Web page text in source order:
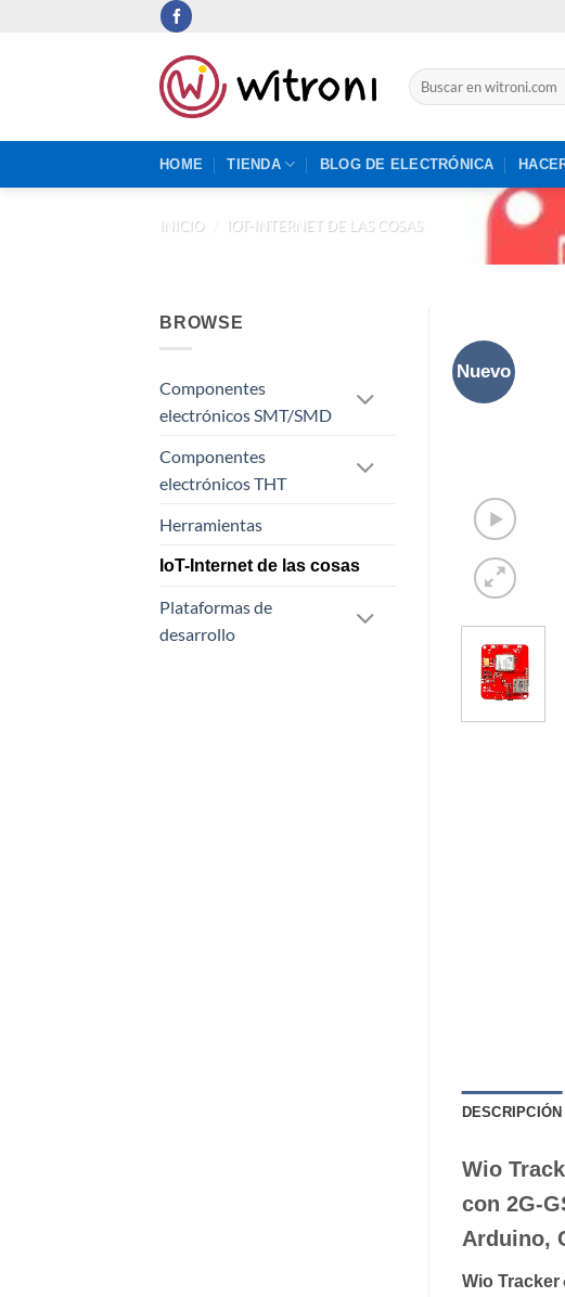
Buscar
por:
HOME TIENDA BLOG DE ELECTRÓNICA
INICIO IOT-INTERNET DE LAS COSAS
BROWSE
Componentes
electrónicos SMT/SMD
Componentes
electrónicos THT
Herramientas
IoT-Internet de las cosas
Plataformas de
desarrollo
Nuevo
DESCRIPCIÓN
Wio
con 2G-
Arduino,
Wio Tracker